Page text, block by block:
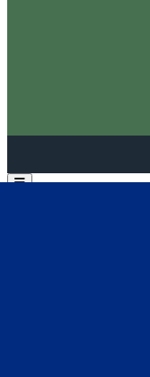
Open main menu